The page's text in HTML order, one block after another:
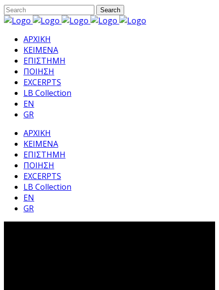
ΑΡΧΙΚΗ
ΚΕΙΜΕΝΑ
ΕΠΙΣΤΗΜΗ
ΠΟΙΗΣΗ
EXCERPTS
LB Collection
EN
GR
ΑΡΧΙΚΗ
ΚΕΙΜΕΝΑ
ΕΠΙΣΤΗΜΗ
ΠΟΙΗΣΗ
EXCERPTS
LB Collection
EN
GR